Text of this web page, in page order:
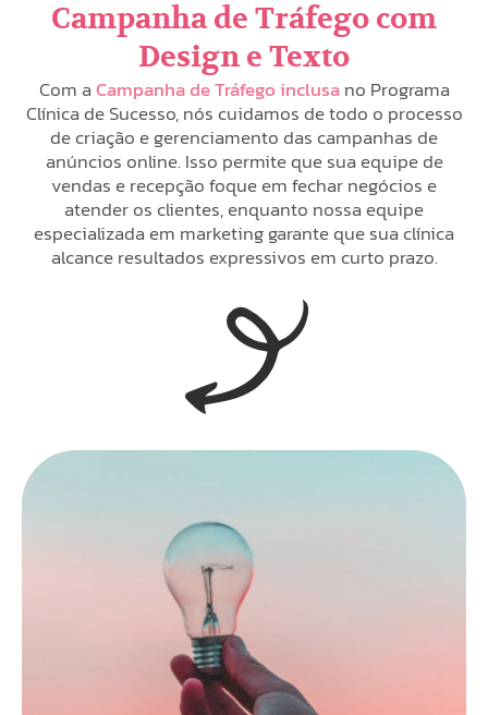
Campanha de Tráfego com
Design e Texto
Com aCampanha de Tráfego inclusano Programa
Clínica de Sucesso, nós cuidamos de todo o processo
de criação e gerenciamento das campanhas de
anúncios online. Isso permite que sua equipe de
vendas e recepção foque em fechar negócios e
atender os clientes, enquanto nossa equipe
especializada em marketing garante que sua clínica
alcance resultados expressivos em curto prazo.